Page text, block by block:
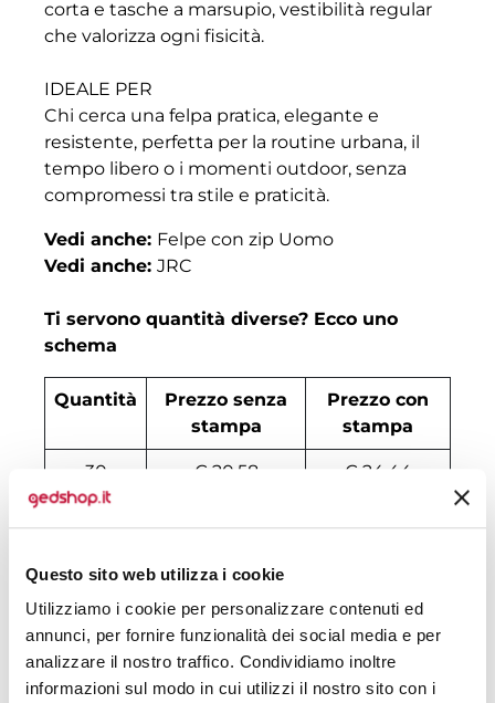
Questo sito web utilizza i cookie
Utilizziamo i cookie per personalizzare contenuti ed
annunci, per fornire funzionalità dei social media e per
analizzare il nostro traffico. Condividiamo inoltre
informazioni sul modo in cui utilizzi il nostro sito con i
corta e tasche a marsupio, vestibilità regular
che valorizza ogni fisicità.
IDEALE PER
Chi cerca una felpa pratica, elegante e
resistente, perfetta per la routine urbana, il
tempo libero o i momenti outdoor, senza
compromessi tra stile e praticità.
Vedi anche: Felpe con zip Uomo
Vedi anche: JRC
Ti servono quantità diverse? Ecco uno
schema
Quantità
Prezzo senza
stampa
Prezzo con
stampa
30 € 20,58 € 24,44
200 € 18,29 € 20,38
500 € 17,61 € 19,54
1000 € 16,53 € 18,98